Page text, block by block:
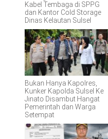
Kabel Tembaga di SPPG
dan Kantor Cold Storage
Dinas Kelautan Sulsel
Bukan Hanya Kapolres,
Kunker Kapolda Sulsel Ke
Jinato Disambut Hangat
Pemerintah dan Warga
Setempat